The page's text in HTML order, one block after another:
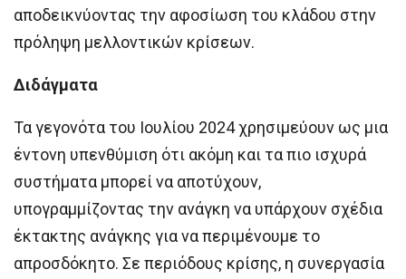
αποδεικνύοντας την αφοσίωση του κλάδου στην
πρόληψη μελλοντικών κρίσεων.
Διδάγματα
Τα γεγονότα του Ιουλίου 2024 χρησιμεύουν ως μια
έντονη υπενθύμιση ότι ακόμη και τα πιο ισχυρά
συστήματα μπορεί να αποτύχουν,
υπογραμμίζοντας την ανάγκη να υπάρχουν σχέδια
έκτακτης ανάγκης για να περιμένουμε το
απροσδόκητο. Σε περιόδους κρίσης, η συνεργασία